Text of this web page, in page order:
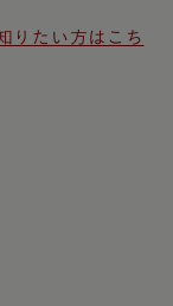
りたい方はこち